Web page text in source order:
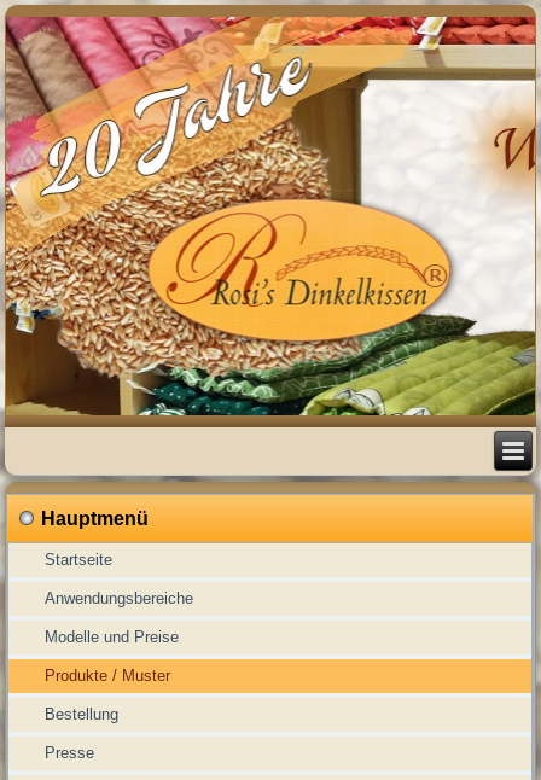
Hauptmenü
Startseite
Anwendungsbereiche
Modelle und Preise
Produkte / Muster
Bestellung
Presse